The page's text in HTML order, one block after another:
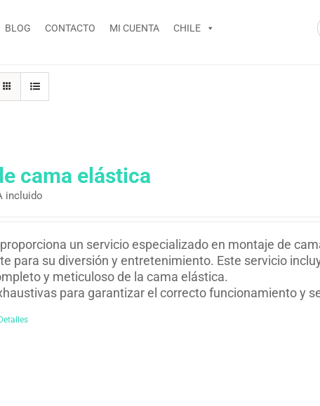
BLOG CONTACTO MI CUENTA CHILE
cama elástica
incluido
un servicio especializado en montaje de
para su diversión y entretenimiento. Este servicio
y meticuloso de la cama elástica.
para garantizar el correcto funcionamiento y
Detalles